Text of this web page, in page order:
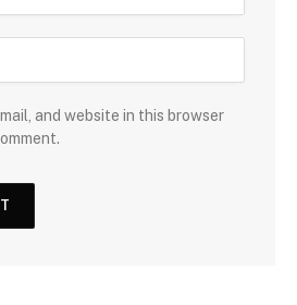
and website in this browser